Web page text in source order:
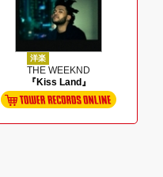
洋楽
THE WEEKND
『Kiss Land』